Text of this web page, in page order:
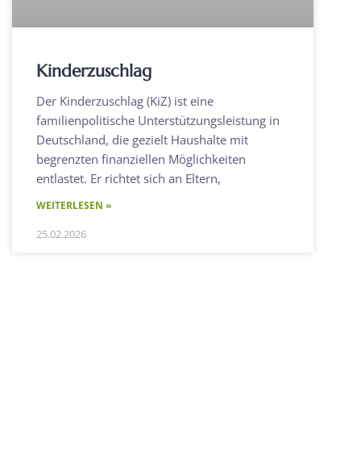
Kinderzuschlag
Der Kinderzuschlag (KiZ) ist eine
familienpolitische Unterstützungsleistung in
Deutschland, die gezielt Haushalte mit
begrenzten finanziellen Möglichkeiten
entlastet. Er richtet sich an Eltern,
WEITERLESEN »
25.02.2026